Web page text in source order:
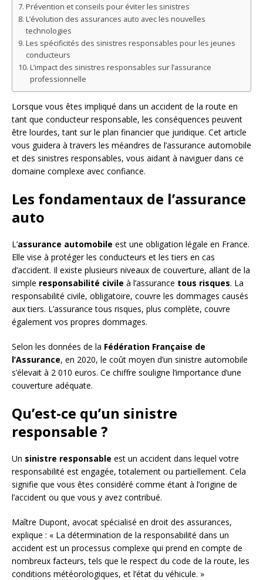
Prévention et conseils pour éviter les sinistres
L’évolution des assurances auto avec les nouvelles
technologies
Les spécificités des sinistres responsables pour les jeunes
conducteurs
L’impact des sinistres responsables sur l’assurance
professionnelle
Lorsque vous êtes impliqué dans un accident de la route en
tant que conducteur responsable, les conséquences peuvent
être lourdes, tant sur le plan financier que juridique. Cet article
vous guidera à travers les méandres de l’assurance automobile
et des sinistres responsables, vous aidant à naviguer dans ce
domaine complexe avec confiance.
Les fondamentaux de l’assurance
auto
L’assurance automobile est une obligation légale en France.
Elle vise à protéger les conducteurs et les tiers en cas
d’accident. Il existe plusieurs niveaux de couverture, allant de la
simple responsabilité civile à l’assurance tous risques. La
responsabilité civile, obligatoire, couvre les dommages causés
aux tiers. L’assurance tous risques, plus complète, couvre
également vos propres dommages.
Selon les données de la Fédération Française de
l’Assurance, en 2020, le coût moyen d’un sinistre automobile
s’élevait à 2 010 euros. Ce chiffre souligne l’importance d’une
couverture adéquate.
Qu’est-ce qu’un sinistre
responsable ?
Un sinistre responsable est un accident dans lequel votre
responsabilité est engagée, totalement ou partiellement. Cela
signifie que vous êtes considéré comme étant à l’origine de
l’accident ou que vous y avez contribué.
Maître Dupont, avocat spécialisé en droit des assurances,
explique : « La détermination de la responsabilité dans un
accident est un processus complexe qui prend en compte de
nombreux facteurs, tels que le respect du code de la route, les
conditions météorologiques, et l’état du véhicule. »